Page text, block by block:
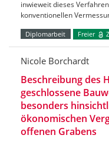
inwieweit dieses
konventionellen
Diplomarbeit Freier
Nicole Borchardt
Beschreibung des
geschlossene
besonders
ökonomischen
offenen Grabens